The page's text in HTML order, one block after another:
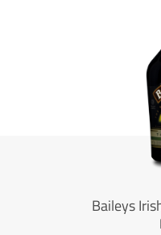
Baileys